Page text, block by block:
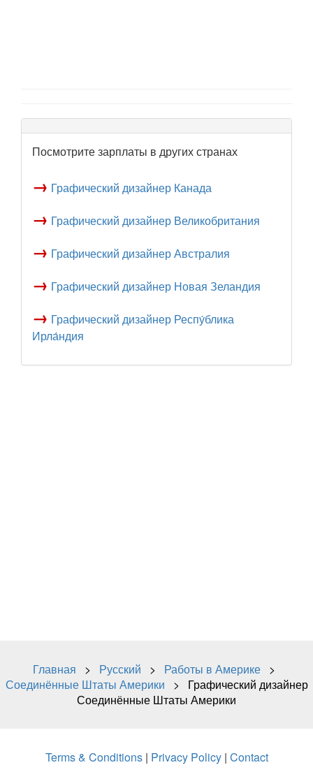
Посмотрите зарплаты в других странах
→ Графический дизайнер Канада
→ Графический дизайнер Великобритания
→ Графический дизайнер Австралия
→ Графический дизайнер Новая Зеландия
→ Графический дизайнер Респу́блика
Ирла́ндия
Главная > Русский > Работы в Америке>
Соединённые Штаты Америки > Графический дизайнер
Соединённые Штаты Америки
Terms & Conditions| Privacy Policy| Contact